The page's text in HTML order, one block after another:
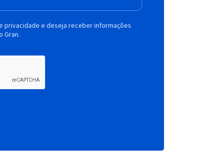
privacidade e deseja receber informações
Gran.